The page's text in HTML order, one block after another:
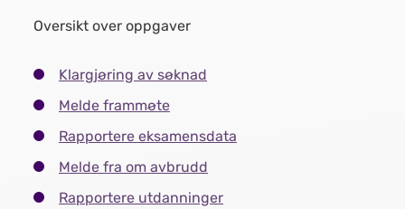
Oversikt over oppgaver
Klargjøring av søknad
Melde frammøte
Rapportere eksamensdata
Melde fra om avbrudd
Rapportere utdanninger